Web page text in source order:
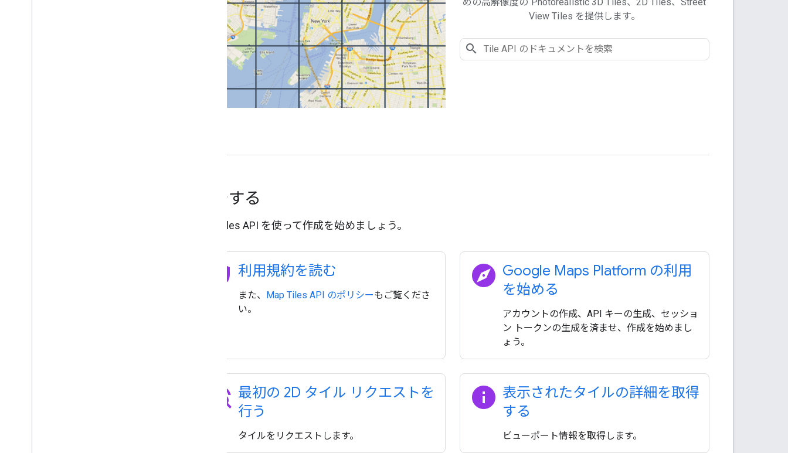
View Tiles を提供します。
開始する
Map Tiles API を使って作成を始めましょう。
policy 利用規約を読む
また、 Map Tiles API のポリシーもご覧くださ
い。
explore Google Maps Platform の利用
を始める
アカウントの作成、API キーの生成、セッショ
ン トークンの生成を済ませ、作成を始めまし
ょう。
travel_explore 最初の 2D タイル リクエストを
行う
タイルをリクエストします。
info 表示されたタイルの詳細を取得
する
ビューポート情報を取得します。